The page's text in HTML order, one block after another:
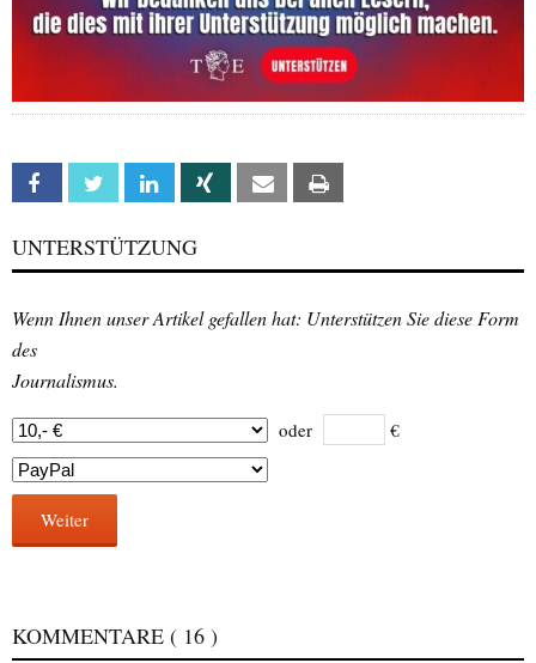
Facebook Twitter Linkedin Xing Email
UNTERSTÜTZUNG
Wenn Ihnen unser Artikel gefallen hat: Unterstützen Sie diese Form
des
Journalismus.
oder €
Weiter
KOMMENTARE ( 16 )